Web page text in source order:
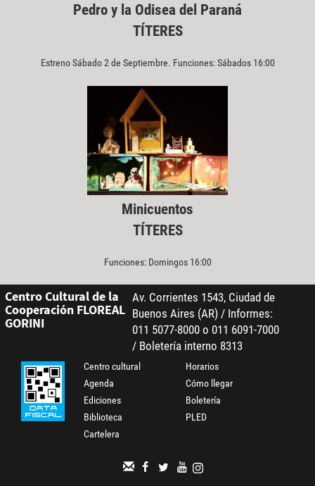
Pedro y la Odisea del Paraná
TÍTERES
Estreno Sábado 2 de Septiembre. Funciones: Sábados 16:00
Minicuentos
TÍTERES
Funciones: Domingos 16:00
Centro Cultural de la
Cooperación FLOREAL
GORINI
Av. Corrientes 1543, Ciudad de
Buenos Aires (AR) / Informes:
011 5077-8000 o 011 6091-7000
/ Boletería interno 8313
Centro cultural
Agenda
Ediciones
Biblioteca
Cartelera
Horarios
Cómo llegar
Boletería
PLED